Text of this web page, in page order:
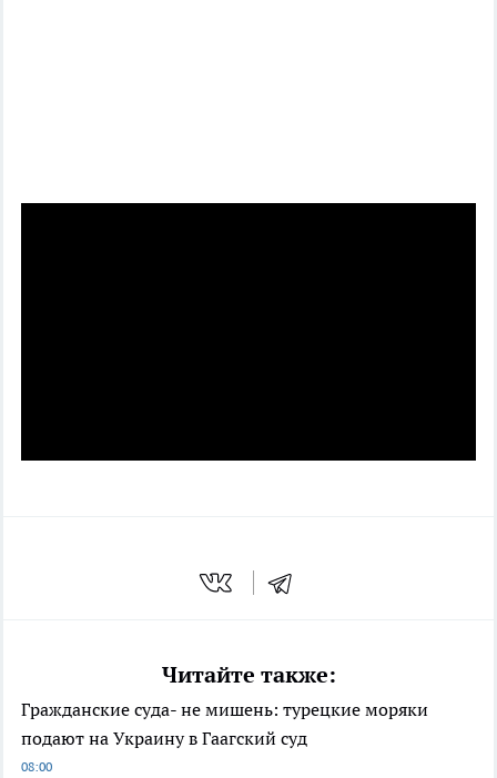
Читайте также:
Гражданские суда- не мишень: турецкие моряки
подают на Украину в Гаагский суд
08:00